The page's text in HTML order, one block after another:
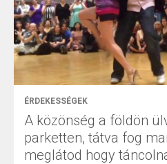
ÉRDEKESSÉGEK
A közönség a földön
parketten, tátva fog
meglátod hogy